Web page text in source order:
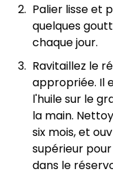
Palier lisse et
quelques
chaque jour.
Ravitaillez le
appropriée. Il
l'huile sur le
la main.
six mois, et
supérieur
dans le